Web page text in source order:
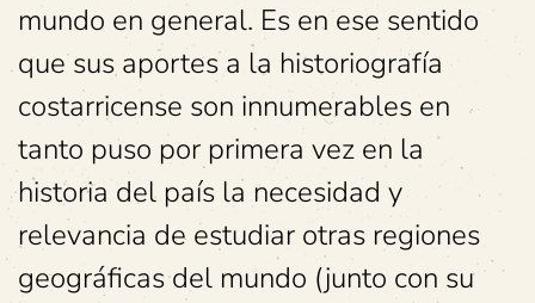
mundo en general. Es en ese sentido
que sus aportes a la historiografía
costarricense son innumerables en
tanto puso por primera vez en la
historia del país la necesidad y
relevancia de estudiar otras regiones
geográficas del mundo (junto con su